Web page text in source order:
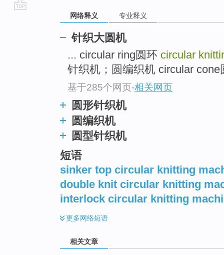
网络释义 专业释义
针织大圆机
... circular ring圆环 circular
针织机；圆编织机 circular
基于285个网页-相关网页
圆形针织机
圆编织机
圆型针织机
短语
sinker top circular knitting
double knit circular knitting
interlock circular knitting
更多网络短语
相关文章